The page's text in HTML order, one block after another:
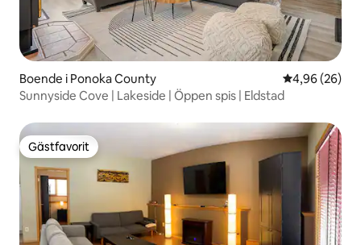
Boende i Ponoka County 4,96 av 5 i
4,96 (26)
Sunnyside Cove | Lakeside | Öppen spis | Eldstad
Gästfavorit
Gästfavorit